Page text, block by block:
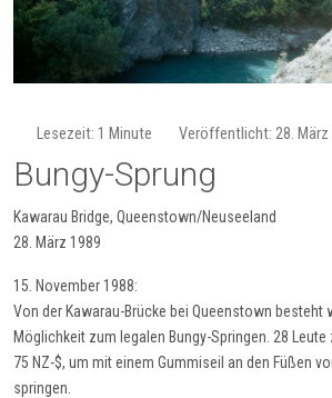
Lesezeit: 1 Minute Veröffentlicht: 28. März
Bungy-Sprung
Kawarau Bridge, Queenstown/Neuseeland
28. März 1989
15. November 1988:
Von der Kawarau-Brücke bei Queenstown besteht
Möglichkeit zum legalen Bungy-Springen. 28
75 NZ-$, um mit einem Gummiseil an den Füßen
springen.